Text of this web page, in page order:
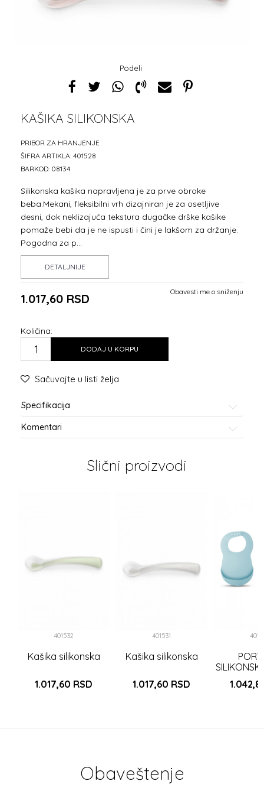
Podeli
KAŠIKA SILIKONSKA
PRIBOR ZA HRANJENJE
ŠIFRA ARTIKLA: 401528
BARKOD: 08134
Silikonska kašika napravljena je za prve obroke
beba.Mekani, fleksibilni vrh dizajniran je za osetljive
desni, dok neklizajuća tekstura dugačke drške kašike
pomaže bebi da je ne ispusti i čini je lakšom za držanje.
Pogodna za p...
DETALJNIJE
1.017,60 RSD Obavesti me o sniženju
Količina:
DODAJ U KORPU
Sačuvajte u listi želja
Specifikacija
Komentari
Slični proizvodi
401532
Kašika silikonska
1.017,60 RSD
401531
Kašika silikonska
1.017,60 RSD
PLAVA
Obaveštenje